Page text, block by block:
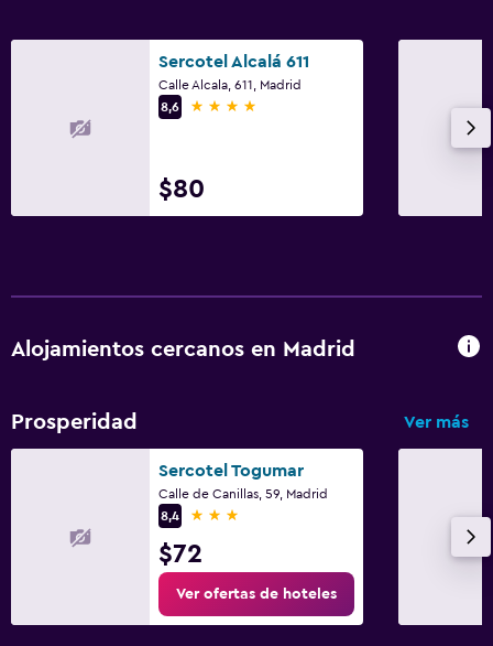
Sercotel Alcalá 611
Calle Alcala, 611, Madrid
8,6
4 estrellas
$80
Alojamientos cercanos en Madrid
Prosperidad Ver más
Sercotel Togumar
Calle de Canillas, 59, Madrid
8,4
3 estrellas
$72
Ver ofertas de hoteles